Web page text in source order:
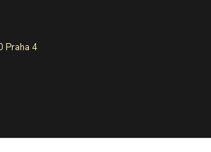
Praha 4